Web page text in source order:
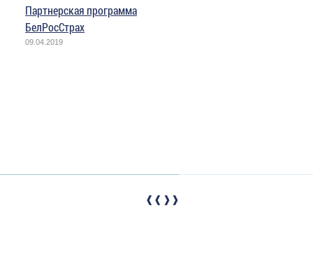
Партнерская программа
БелРосСтрах
09.04.2019